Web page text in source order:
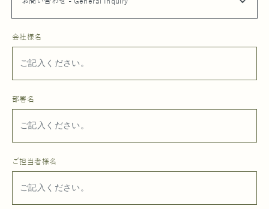
会社様名
部署名
ご担当者様名